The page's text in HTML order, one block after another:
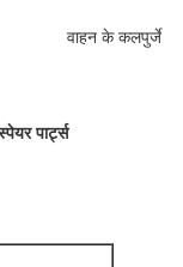
वाहन के कलपुर्जे
पार्ट्स